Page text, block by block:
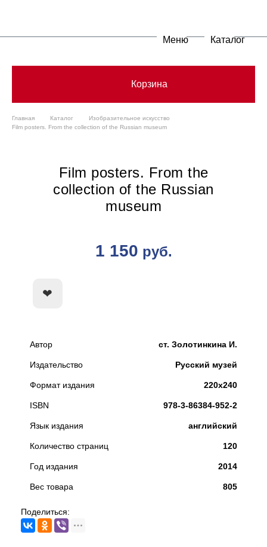
Меню Каталог
Корзина
Главная Каталог
Изобразительное искусство
Film posters. From the collection of the Russian museum
Film posters. From the
collection of the Russian
museum
1 150 руб.
Автор ст. Золотинкина И.
Издательство Русский музей
Формат издания 220х240
ISBN 978-3-86384-952-2
Язык издания английский
Количество страниц 120
Год издания 2014
Вес товара 805
Поделиться: